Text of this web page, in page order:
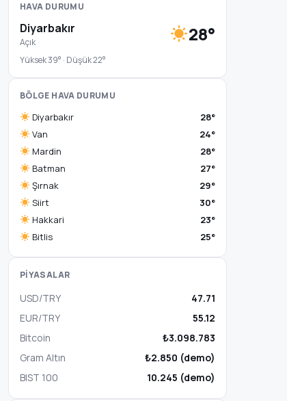
HAVA DURUMU
Diyarbakır
Açık 28°
Yüksek 39° · Düşük 22°
BÖLGE HAVA DURUMU
Diyarbakır
28°
Van
24°
Mardin
28°
Batman
27°
Şırnak
29°
Siirt
30°
Hakkari
23°
Bitlis
25°
PİYASALAR
USD/TRY
47.71
EUR/TRY
55.12
Bitcoin
₺3.098.783
Gram Altın
₺2.850 (demo)
BIST 100
10.245 (demo)